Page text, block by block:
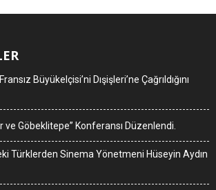
Büyükelçisi’ni Dışişleri’ne Çağrıldığını
ve Göbeklitepe” Konferansı Düzenlendi.
Türklerden Sinema Yönetmeni Hüseyin Aydın